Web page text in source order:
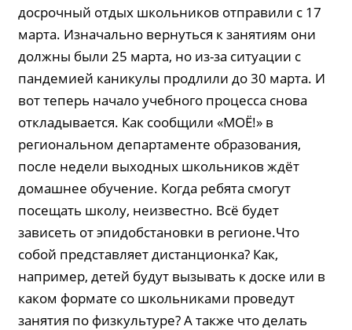
досрочный отдых школьников отправили с 17
марта. Изначально вернуться к занятиям они
должны были 25 марта, но из-за ситуации с
пандемией каникулы продлили до 30 марта. И
вот теперь начало учебного процесса снова
откладывается. Как сообщили «МОЁ!» в
региональном департаменте образования,
после недели выходных школьников ждёт
домашнее обучение. Когда ребята смогут
посещать школу, неизвестно. Всё будет
зависеть от эпидобстановки в регионе.Что
собой представляет дистанционка? Как,
например, детей будут вызывать к доске или в
каком формате со школьниками проведут
занятия по физкультуре? А также что делать